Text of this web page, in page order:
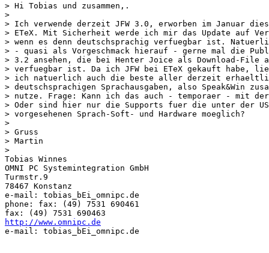
> Hi Tobias und zusammen,.
>
> Ich verwende derzeit JFW 3.0, erworben im Januar
> ETeX. Mit Sicherheit werde ich mir das Update auf
> wenn es denn deutschsprachig verfuegbar ist.
> - quasi als Vorgeschmack hierauf - gerne mal die
> 3.2 ansehen, die bei Henter Joice als Download-File
> verfuegbar ist. Da ich JFW bei ETeX gekauft habe,
> ich natuerlich auch die beste aller derzeit
> deutschsprachigen Sprachausgaben, also Speak&Win
> nutze. Frage: Kann ich das auch - temporaer - mit
> Oder sind hier nur die Supports fuer die unter der
> vorgesehenen Sprach-Soft- und Hardware moeglich?
>
> Gruss
> Martin
>
Tobias Winnes
OMNI PC Systemintegration GmbH
Turmstr.9
78467 Konstanz
e-mail: tobias_bEi_omnipc.de
phone: fax: (49) 7531 690461
http://www.omnipc.de
e-mail: tobias_bEi_omnipc.de